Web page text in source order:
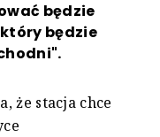
będzie
będzie
że stacja chce